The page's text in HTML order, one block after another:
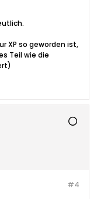
XP so geworden ist,
Teil wie die
#4